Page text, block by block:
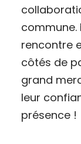
rencontre
côtés de
grand
leur
présence !